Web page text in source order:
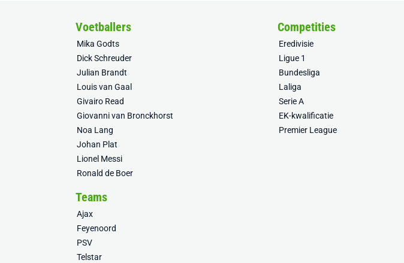
Voetballers
Mika Godts
Dick Schreuder
Julian Brandt
Louis van Gaal
Givairo Read
Giovanni van Bronckhorst
Noa Lang
Johan Plat
Lionel Messi
Ronald de Boer
Competities
Eredivisie
Ligue 1
Bundesliga
Laliga
Serie A
EK-kwalificatie
Premier League
Teams
Ajax
Feyenoord
PSV
Telstar